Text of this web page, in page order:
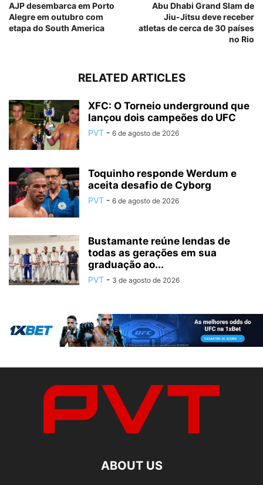
AJP desembarca em Porto
Alegre em outubro com
etapa do South America
Abu Dhabi Grand Slam de
Jiu-Jitsu deve receber
atletas de cerca de 30 países
no Rio
RELATED ARTICLES
XFC: O Torneio underground que
lançou dois campeões do UFC
PVT - 6 de agosto de 2026
Toquinho responde Werdum e
aceita desafio de Cyborg
PVT - 6 de agosto de 2026
Bustamante reúne lendas de
todas as gerações em sua
graduação ao...
PVT - 3 de agosto de 2026
ABOUT US